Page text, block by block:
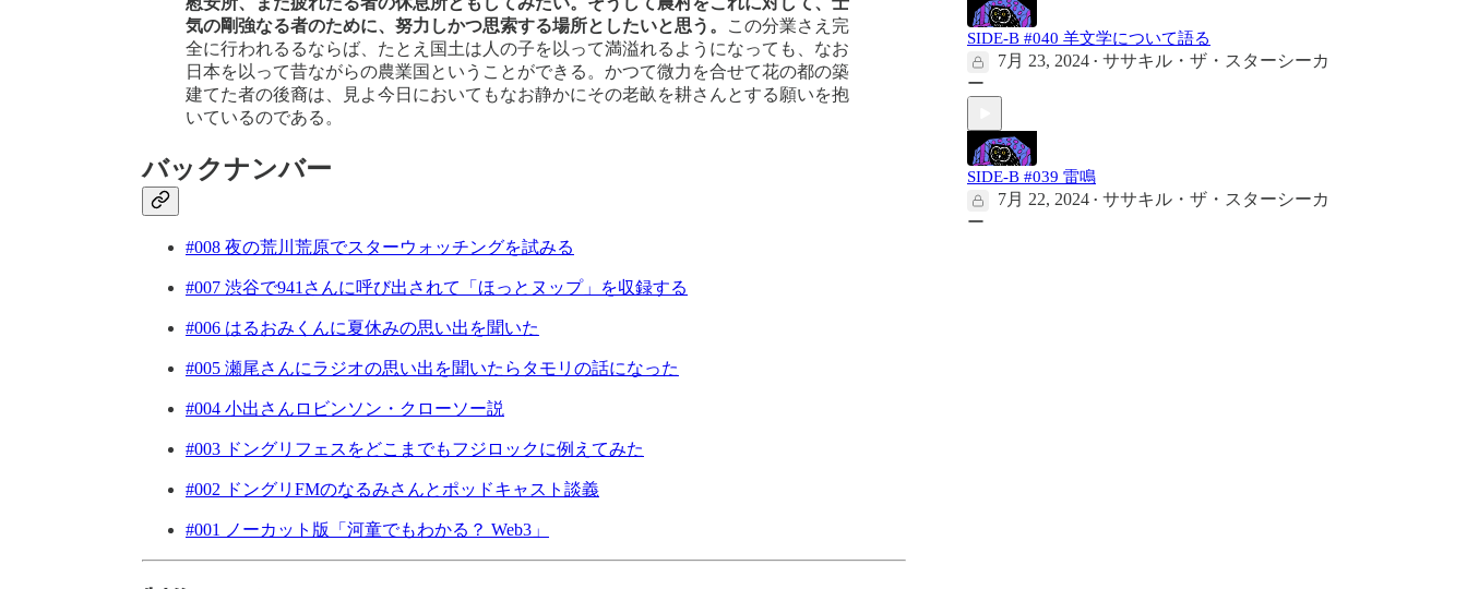
気の剛強なる者のために、努力しかつ思索する場所としたいと思う。
この分業さえ完
全に行われるるならば、たとえ国土は人の子を以って満溢れるようになっても、なお
日本を以って昔ながらの農業国ということができる。かつて微力を合せて花の都の築
建てた者の後裔は、見よ今日においてもなお静かにその老畝を耕さんとする願いを抱
いているのである。
バックナンバー
#008 夜の荒川荒原でスターウォッチングを試みる
#007 渋谷で941さんに呼び出されて「ほっとヌップ」を収録する
#006 はるおみくんに夏休みの思い出を聞いた
#005 瀬尾さんにラジオの思い出を聞いたらタモリの話になった
#004 小出さんロビンソン・クローソー説
#003 ドングリフェスをどこまでもフジロックに例えてみた
#002 ドングリFMのなるみさんとポッドキャスト談義
#001 ノーカット版「河童でもわかる？ Web3」
SIDE-B #040 羊文学について語る
7月 23, 2024 • ササキル・ザ・スターシーカ
ー
SIDE-B #039 雷鳴
7月 22, 2024 • ササキル・ザ・スターシーカ
ー